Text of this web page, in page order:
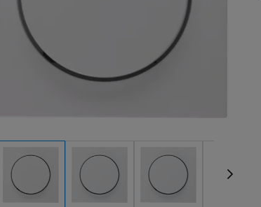
bezpieczeństwa
HVAC
grzewcza
instalacyjna